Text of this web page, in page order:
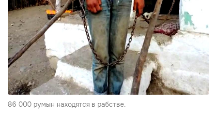
86 000 румын находятся в рабстве.